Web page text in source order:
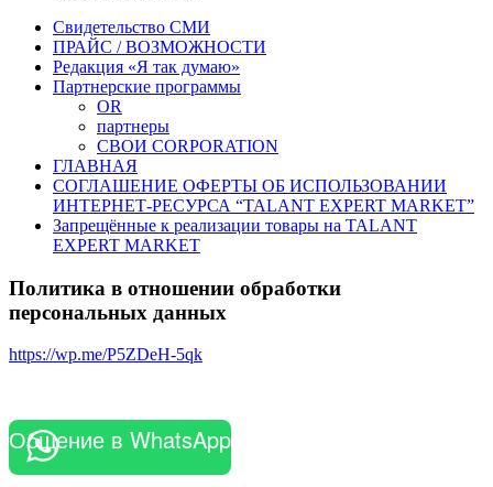
Свидетельство СМИ
ПРАЙС / ВОЗМОЖНОСТИ
Редакция «Я так думаю»
Партнерские программы
OR
партнеры
СВОИ CORPORATION
ГЛАВНАЯ
СОГЛАШЕНИЕ ОФЕРТЫ ОБ ИСПОЛЬЗОВАНИИ
ИНТЕРНЕТ-РЕСУРСА “TALANT EXPERT MARKET”
Запрещённые к реализации товары на TALANT
EXPERT MARKET
Политика в отношении обработки
персональных данных
https://wp.me/P5ZDeH-5qk
Общение в WhatsApp